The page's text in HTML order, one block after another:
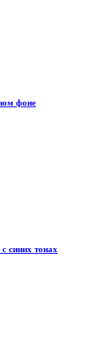
фоне
синих тонах